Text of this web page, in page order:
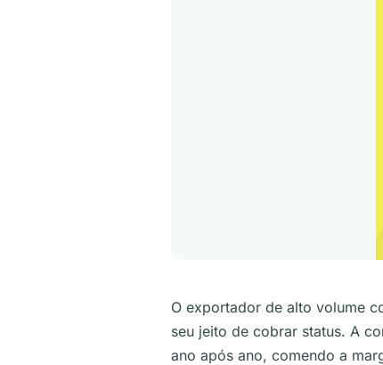
O exportador de alto volume
seu jeito de cobrar status. A
ano após ano, comendo a